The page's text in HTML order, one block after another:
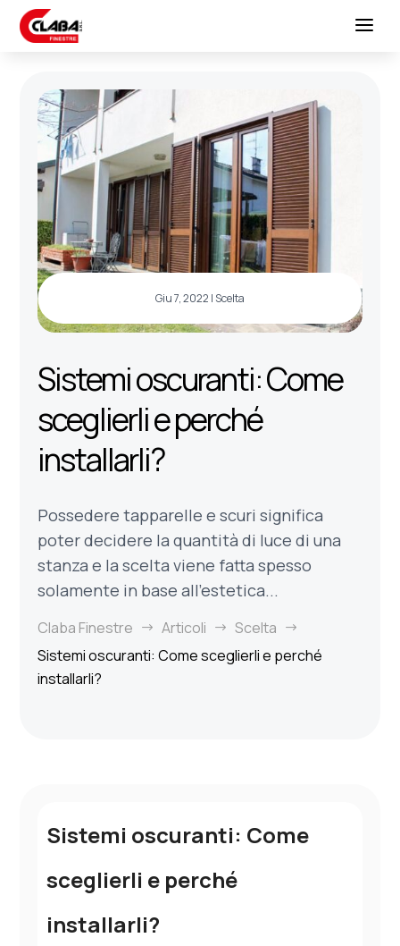
Giu 7, 2022 | Scelta
Sistemi oscuranti: Come
sceglierli e perché
installarli?
Possedere tapparelle e scuri significa
poter decidere la quantità di luce di una
stanza e la scelta viene fatta spesso
solamente in base all'estetica...
Claba Finestre $ Articoli $ Scelta $
Sistemi oscuranti: Come sceglierli e perché
installarli?
Sistemi oscuranti: Come
sceglierli e perché
installarli?